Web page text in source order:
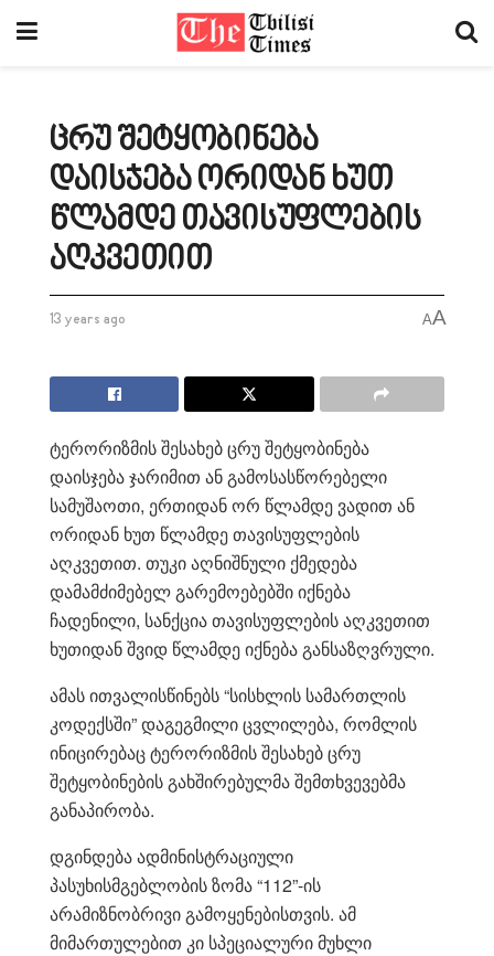
ცრუ შეტყობინება
დაისჯება ორიდან ხუთ
წლამდე თავისუფლების
აღკვეთით
13 years ago AA
ტერორიზმის შესახებ ცრუ შეტყობინება
დაისჯება ჯარიმით ან გამოსასწორებელი
სამუშაოთი, ერთიდან ორ წლამდე ვადით ან
ორიდან ხუთ წლამდე თავისუფლების
აღკვეთით. თუკი აღნიშნული ქმედება
დამამძიმებელ გარემოებებში იქნება
ჩადენილი, სანქცია თავისუფლების აღკვეთით
ხუთიდან შვიდ წლამდე იქნება განსაზღვრული.
ამას ითვალისწინებს “სისხლის სამართლის
კოდექსში” დაგეგმილი ცვლილება, რომლის
ინიცირებაც ტერორიზმის შესახებ ცრუ
შეტყობინების გახშირებულმა შემთხვევებმა
განაპირობა.
დგინდება ადმინისტრაციული
პასუხისმგებლობის ზომა “112”-ის
არამიზნობრივი გამოყენებისთვის. ამ
მიმართულებით კი სპეციალური მუხლი